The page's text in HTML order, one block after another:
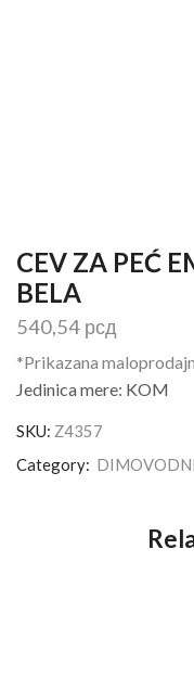
CEV ZA PEĆ
BELA
540,54 рсд
*Prikazana
Jedinica mere: KOM
SKU: Z4357
Category: